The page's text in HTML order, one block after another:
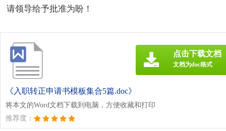
请领导给予批准为盼！
《入职转正申请书模板集合5篇.doc》
将本文的Word文档下载到电脑，方便收藏和打印
推荐度：
点击下载文档
文档为doc格式